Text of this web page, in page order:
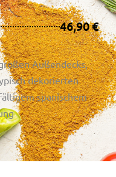
46,90 €
Außendecks,
dekorierten
spanischem